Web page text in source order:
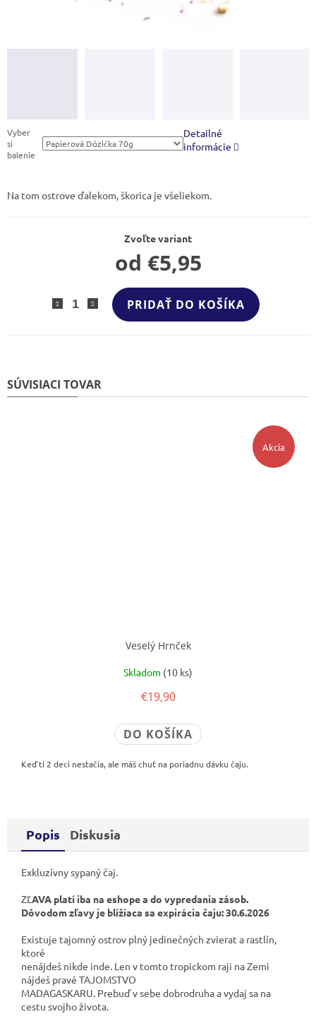
od €5,95Jednotková
Zvoľte variant
Vyber
si
balenie
PRIDAŤ DO KOŠÍKA
Na tom ostrove ďalekom, škorica je všeliekom.
Detailné
informácie
SÚVISIACI TOVAR
Akcia
Veselý Hrnček
Skladom (10 ks)
€19,90
DO KOŠÍKA
Keď ti 2 deci nestačia, ale máš chuť na poriadnu dávku čaju.
Popis Diskusia
Exkluzívny sypaný čaj.
ZĽAVA platí iba na eshope a do vypredania zásob.
Dôvodom zľavy je blížiaca sa expirácia čaju: 30.6.2026
Existuje tajomný ostrov plný jedinečných zvierat a rastlín,
ktoré
nenájdeš nikde inde. Len v tomto tropickom raji na Zemi
nájdeš pravé TAJOMSTVO
MADAGASKARU. Prebuď v sebe dobrodruha a vydaj sa na
cestu svojho života.